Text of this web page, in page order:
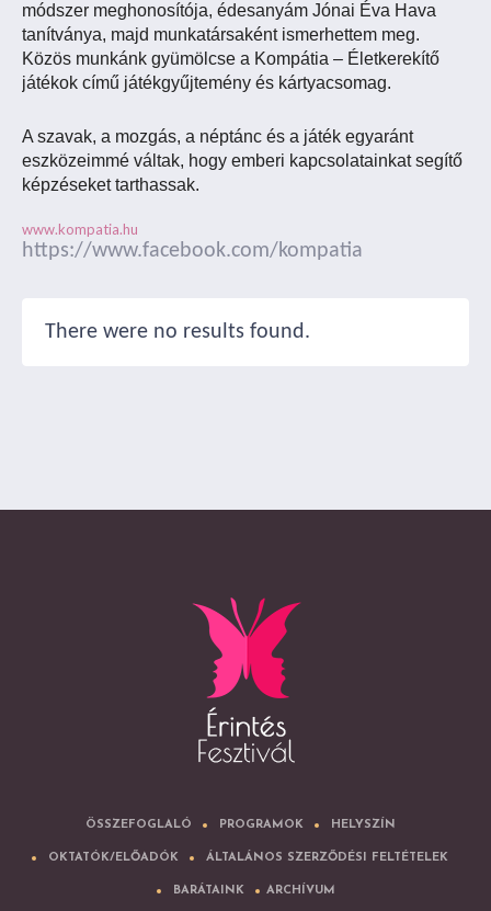
módszer meghonosítója, édesanyám Jónai Éva Hava
tanítványa, majd munkatársaként ismerhettem meg.
Közös munkánk gyümölcse a Kompátia – Életkerekítő
játékok című játékgyűjtemény és kártyacsomag.
A szavak, a mozgás, a néptánc és a játék egyaránt
eszközeimmé váltak, hogy emberi kapcsolatainkat segítő
képzéseket tarthassak.
www.kompatia.hu
https://www.facebook.com/kompatia
There were no results found.
ÖSSZEFOGLALÓ PROGRAMOK HELYSZÍN
OKTATÓK/ELŐADÓK ÁLTALÁNOS SZERZŐDÉSI FELTÉTELEK
BARÁTAINK ARCHÍVUM